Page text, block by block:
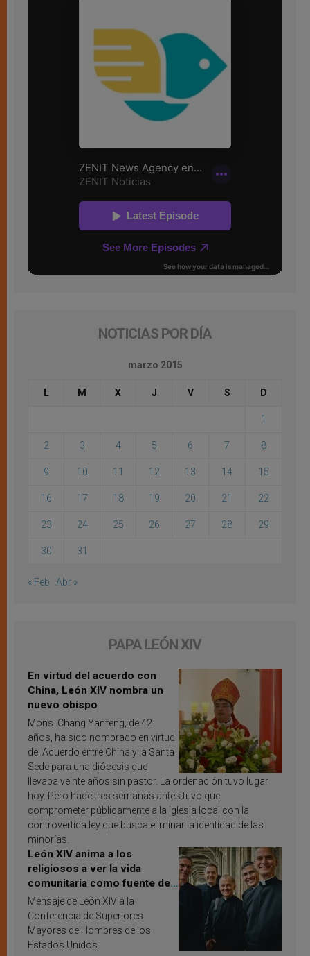
NOTICIAS POR DÍA
marzo 2015
L M X J V S D
1
2 3 4 5 6 7 8
9 10 11 12 13 14 15
16 17 18 19 20 21 22
23 24 25 26 27 28 29
30 31
« Feb Abr »
PAPA LEÓN XIV
En virtud del acuerdo con
China, León XIV nombra un
nuevo obispo
Mons. Chang Yanfeng, de 42
años, ha sido nombrado en virtud
del Acuerdo entre China y la Santa
Sede para una diócesis que
llevaba veinte años sin pastor. La ordenación tuvo lugar
hoy. Pero hace tres semanas antes tuvo que
comprometer públicamente a la Iglesia local con la
controvertida ley que busca eliminar la identidad de las
minorías.
León XIV anima a los
religiosos a ver la vida
comunitaria como fuente de
inspiración y santificación
Mensaje de León XIV a la
Conferencia de Superiores
Mayores de Hombres de los
Estados Unidos